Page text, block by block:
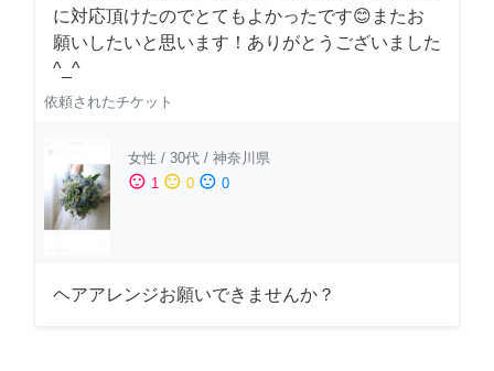
に対応頂けたのでとてもよかったです😊またお
願いしたいと思います！ありがとうございました
^_^
依頼されたチケット
女性 / 30代 / 神奈川県
sentiment_satisfied 1 sentiment_neutral 0 sentiment_dissatisfied 0
ヘアアレンジお願いできませんか？